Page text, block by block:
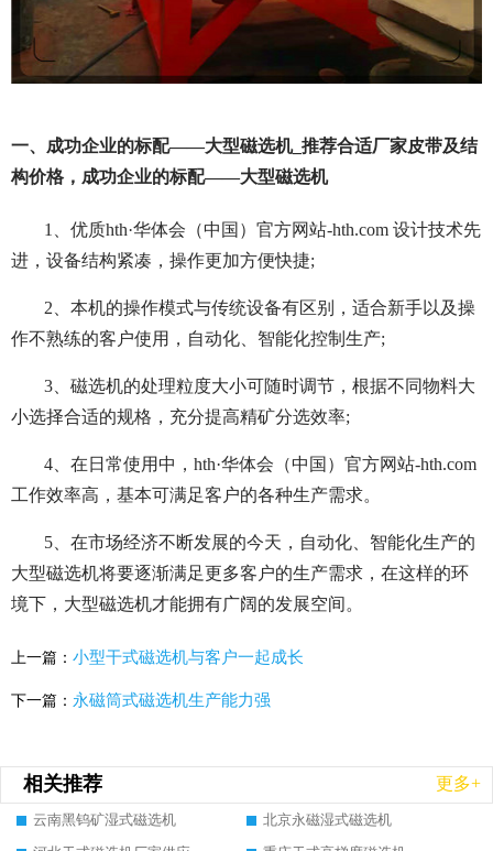
一、成功企业的标配——大型磁选机_推荐合适厂家皮带及结
构价格，成功企业的标配——大型磁选机
1、优质hth·华体会（中国）官方网站-hth.com 设计技术先
进，设备结构紧凑，操作更加方便快捷;
2、本机的操作模式与传统设备有区别，适合新手以及操
作不熟练的客户使用，自动化、智能化控制生产;
3、磁选机的处理粒度大小可随时调节，根据不同物料大
小选择合适的规格，充分提高精矿分选效率;
4、在日常使用中，hth·华体会（中国）官方网站-hth.com
工作效率高，基本可满足客户的各种生产需求。
5、在市场经济不断发展的今天，自动化、智能化生产的
大型磁选机将要逐渐满足更多客户的生产需求，在这样的环
境下，大型磁选机才能拥有广阔的发展空间。
上一篇： 小型干式磁选机与客户一起成长
下一篇： 永磁筒式磁选机生产能力强
相关推荐 更多+
云南黑钨矿湿式磁选机
北京永磁湿式磁选机